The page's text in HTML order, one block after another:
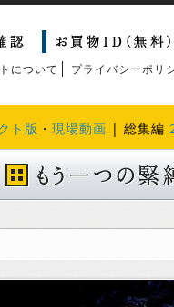
について プライバシーポリ
ト版 ・ 現場動画 | 総集編